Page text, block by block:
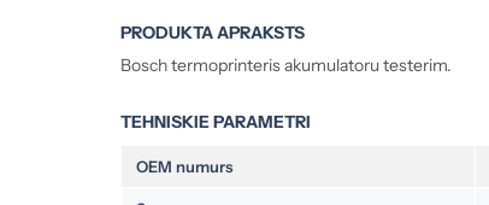
PRODUKTA APRAKSTS
Bosch termoprinteris akumulatoru testerim.
TEHNISKIE PARAMETRI
OEM numurs